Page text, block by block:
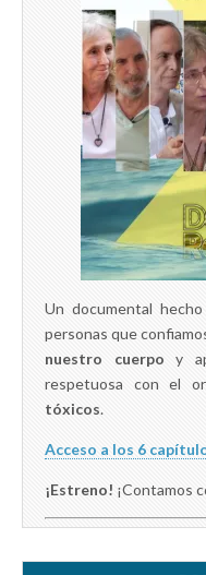
Un documental
personas que
nuestro cuerpo y
respetuosa con el
tóxicos.
Acceso a los 6
¡Estreno! ¡Contamos